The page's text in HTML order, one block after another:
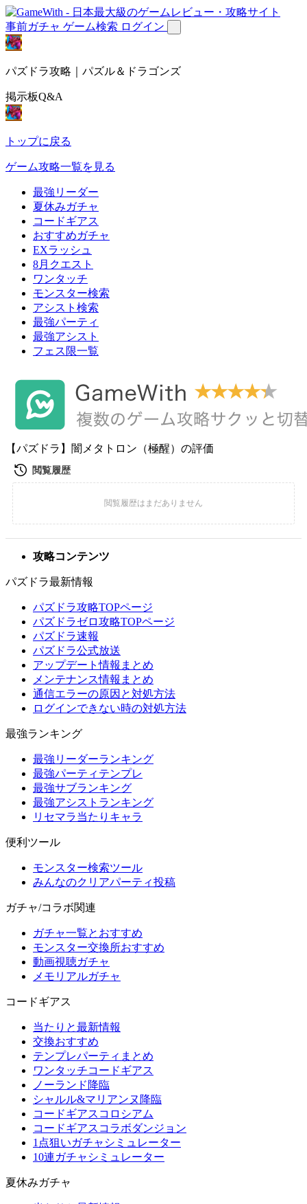
事前ガチャ ゲーム検索 ログイン
パズドラ攻略｜パズル＆ドラゴンズ
掲示板Q&A
トップに戻る
ゲーム攻略一覧を見る
最強リーダー
夏休みガチャ
コードギアス
おすすめガチャ
EXラッシュ
8月クエスト
ワンタッチ
モンスター検索
アシスト検索
最強パーティ
最強アシスト
フェス限一覧
【パズドラ】闇メタトロン（極醒）の評価
攻略コンテンツ
パズドラ最新情報
パズドラ攻略TOPページ
パズドラゼロ攻略TOPページ
パズドラ速報
パズドラ公式放送
アップデート情報まとめ
メンテナンス情報まとめ
通信エラーの原因と対処方法
ログインできない時の対処方法
最強ランキング
最強リーダーランキング
最強パーティテンプレ
最強サブランキング
最強アシストランキング
リセマラ当たりキャラ
便利ツール
モンスター検索ツール
みんなのクリアパーティ投稿
ガチャ/コラボ関連
ガチャ一覧とおすすめ
モンスター交換所おすすめ
動画視聴ガチャ
メモリアルガチャ
コードギアス
当たりと最新情報
交換おすすめ
テンプレパーティまとめ
ワンタッチコードギアス
ノーランド降臨
シャルル&マリアンヌ降臨
コードギアスコロシアム
コードギアスコラボダンジョン
1点狙いガチャシミュレーター
10連ガチャシミュレーター
夏休みガチャ